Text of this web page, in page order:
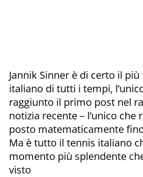
Jannik Sinner è di certo il
italiano di tutti i tempi,
raggiunto il primo post nel
notizia recente – l’unico che
posto matematicamente
Ma è tutto il tennis italiano
momento più splendente
visto